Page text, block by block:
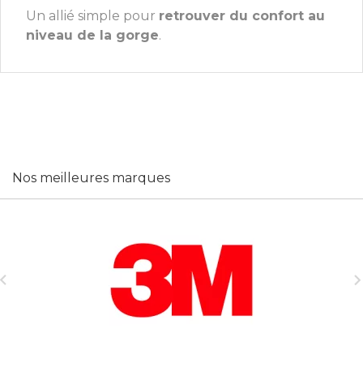
Un allié simple pour retrouver du confort au
niveau de la gorge.
Nos meilleures marques